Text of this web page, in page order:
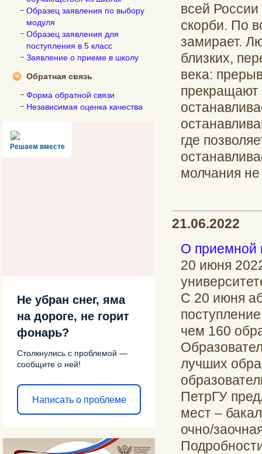
Образец заявления по выбору
модуля
Образец заявления для
поступления в 5 класс
Заявление о приеме в школу
Обратная связь
Форма обратной связи
Независимая оценка качества
Решаем вместе
Не убран снег, яма
на дороге, не горит
фонарь?
Столкнулись с проблемой —
сообщите о ней!
Написать о проблеме
всей
скорби. По
замирает.
близких,
века:
прекращают
где
молчания
21.06.2022
О приемной
20 июня
С 20 июня
чем 160
лучших
ПетрГУ
мест –
очно/